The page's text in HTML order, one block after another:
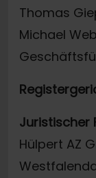
Thomas
Michael
Juristischer
Hülpert AZ